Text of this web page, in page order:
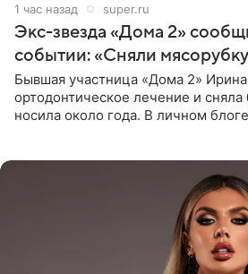
1 час назад super.ru
Экс-звезда «Дома 2»
событии: «Сняли
Бывшая участница «Дома 2»
ортодонтическое лечение и
носила около года. В личном